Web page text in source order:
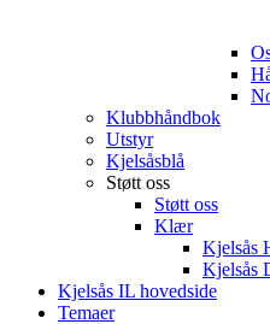
Klubbhåndbok
Utstyr
Kjelsåsblå
Støtt oss
Støtt oss
Klær
Kjelsås
Kjelsås
Kjelsås IL hovedside
Temaer